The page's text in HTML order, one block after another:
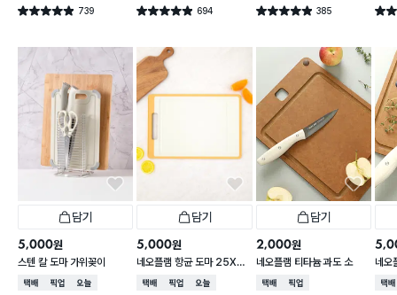
별점 4.9점 739
건 작성 별점 4.9점 694
건 작성 별점 4.9점 385
건 작성 별점
담기
5,000원
스텐 칼 도마 가위꽂이
택배배송매장픽업오늘배송
담기
5,000원
네오플램 항균 도마 25X3
6cm
택배배송매장픽업오늘배송
담기
2,000원
네오플램 티타늄 과도 소
택배배송매장픽업
네오
형
택배